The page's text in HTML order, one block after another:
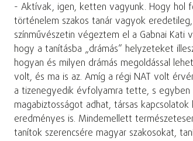
- Aktívak, igen, ketten vagyunk. Hogy hol
történelem szakos tanár vagyok
színművészetin végeztem el a Gabnai Kati
hogy a tanításba „drámás” helyzeteket
hogyan és milyen drámás megoldással
volt, és ma is az. Amíg a régi NAT volt
a tizenegyedik évfolyamra tette, s egyben
magabiztosságot adhat, társas
eredményes is. Mindemellett
tanítok szerencsére magyar szakosokat,